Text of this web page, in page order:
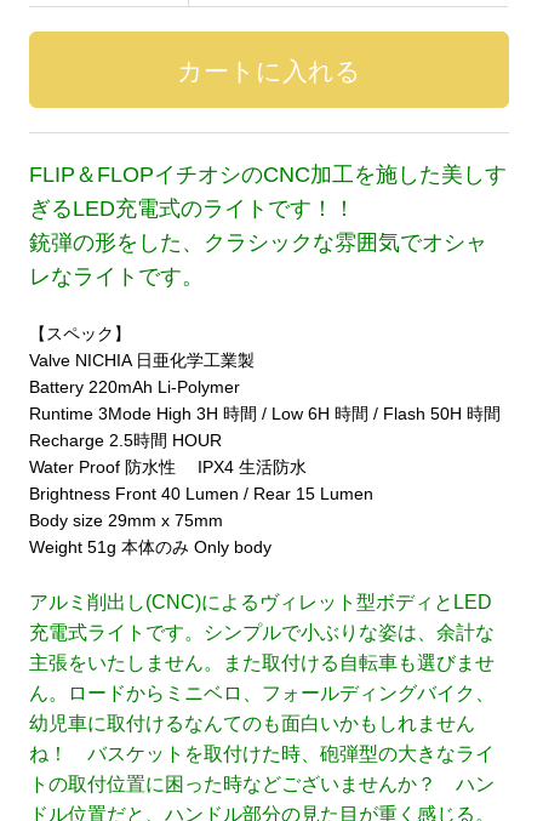
FLIP＆FLOPイチオシのCNC加工を施した美しす
ぎるLED充電式のライトです！！
銃弾の形をした、クラシックな雰囲気でオシャ
レなライトです。
【スペック】
Valve NICHIA 日亜化学工業製
Battery 220mAh Li-Polymer
Runtime 3Mode High 3H 時間 / Low 6H 時間 / Flash 50H 時間
Recharge 2.5時間 HOUR
Water Proof 防水性 IPX4 生活防水
Brightness Front 40 Lumen / Rear 15 Lumen
Body size 29mm x 75mm
Weight 51g 本体のみ Only body
アルミ削出し(CNC)によるヴィレット型ボディとLED
充電式ライトです。シンプルで小ぶりな姿は、余計な
主張をいたしません。また取付ける自転車も選びませ
ん。ロードからミニベロ、フォールディングバイク、
幼児車に取付けるなんてのも面白いかもしれません
ね！ バスケットを取付けた時、砲弾型の大きなライ
トの取付位置に困った時などございませんか？ ハン
ドル位置だと、ハンドル部分の見た目が重く感じる。